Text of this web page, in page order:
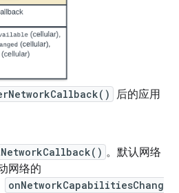
后的应用
。默认网络
网络的
onNetworkCapabilitiesChang